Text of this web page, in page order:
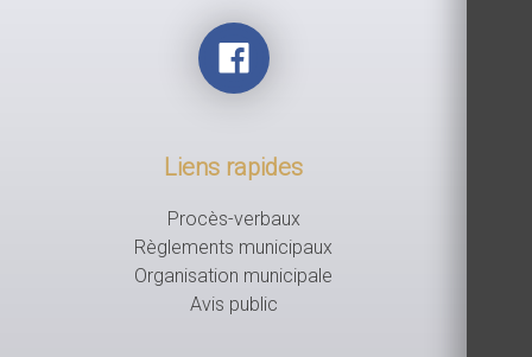
Liens rapides
Procès-verbaux
Règlements municipaux
Organisation municipale
Avis public